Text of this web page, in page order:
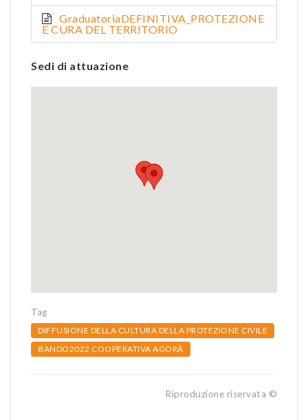
GraduatoriaDEFINITIVA_PROTEZIONE
E CURA DEL TERRITORIO
Sedi di attuazione
Tag
DIFFUSIONE DELLA CULTURA DELLA PROTEZIONE CIVILE
BANDO2022 COOPERATIVA AGORÀ
Riproduzione riservata ©